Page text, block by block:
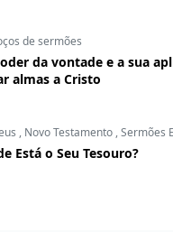
de sermões
da vontade e a sua
almas a Cristo
, Novo Testamento ,Sermões
Está o Seu Tesouro?